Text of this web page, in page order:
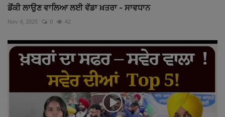
ਡੋਂਕੀ ਲਾਉਣ ਵਾਲਿਆ ਲਈ ਵੱਡਾ ਖ਼ਤਰਾ - ਸਾਵਧਾਨ
Nov 4, 2025 0 42